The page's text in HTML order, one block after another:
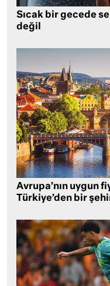
Sıcak bir gecede
değil
Avrupa’nın uygun
Türkiye’den bir